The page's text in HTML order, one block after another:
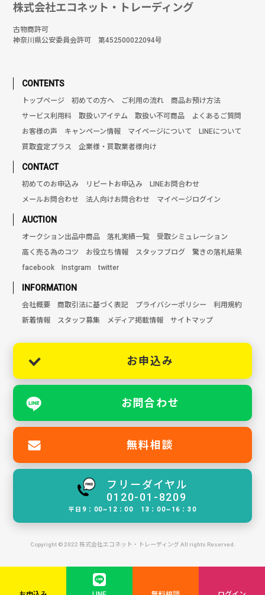
株式会社エコネット・トレーディング
古物商許可
神奈川県公安委員会許可 第452500022094号
CONTENTS
トップページ 初めての方へ ご利用の流れ
商品お預け方法
サービス利用料
取扱いアイテム 取扱い不可商品
よくあるご質問
お客様の声
キャンペーン情報 マイページについて
LINEについて
買取査定プラス
企業様・買取業者様向け
CONTACT
初めてのお申込み リピートお申込み
LINEお問合わせ
メールお問合わせ
法人向けお問合わせ マイページログイン
AUCTION
オークション出品中商品 落札実績一覧
受取シミュレーション
高く売る為のコツ
お役立ち情報 スタッフブログ
驚きの落札結果
facebook
Instgram twitter
INFORMATION
会社概要 商取引法に基づく表記 プライバシーポリシー
利用規約
新着情報
スタッフ募集 メディア掲載情報 サイトマップ
お申込み
お問合わせ
無料相談
フリーダイヤル
0120-01-8209
平日9：00~12：00 13：00~16：30
Copyright © 2022 株式会社エコネット・トレーディング All rights Reserved.